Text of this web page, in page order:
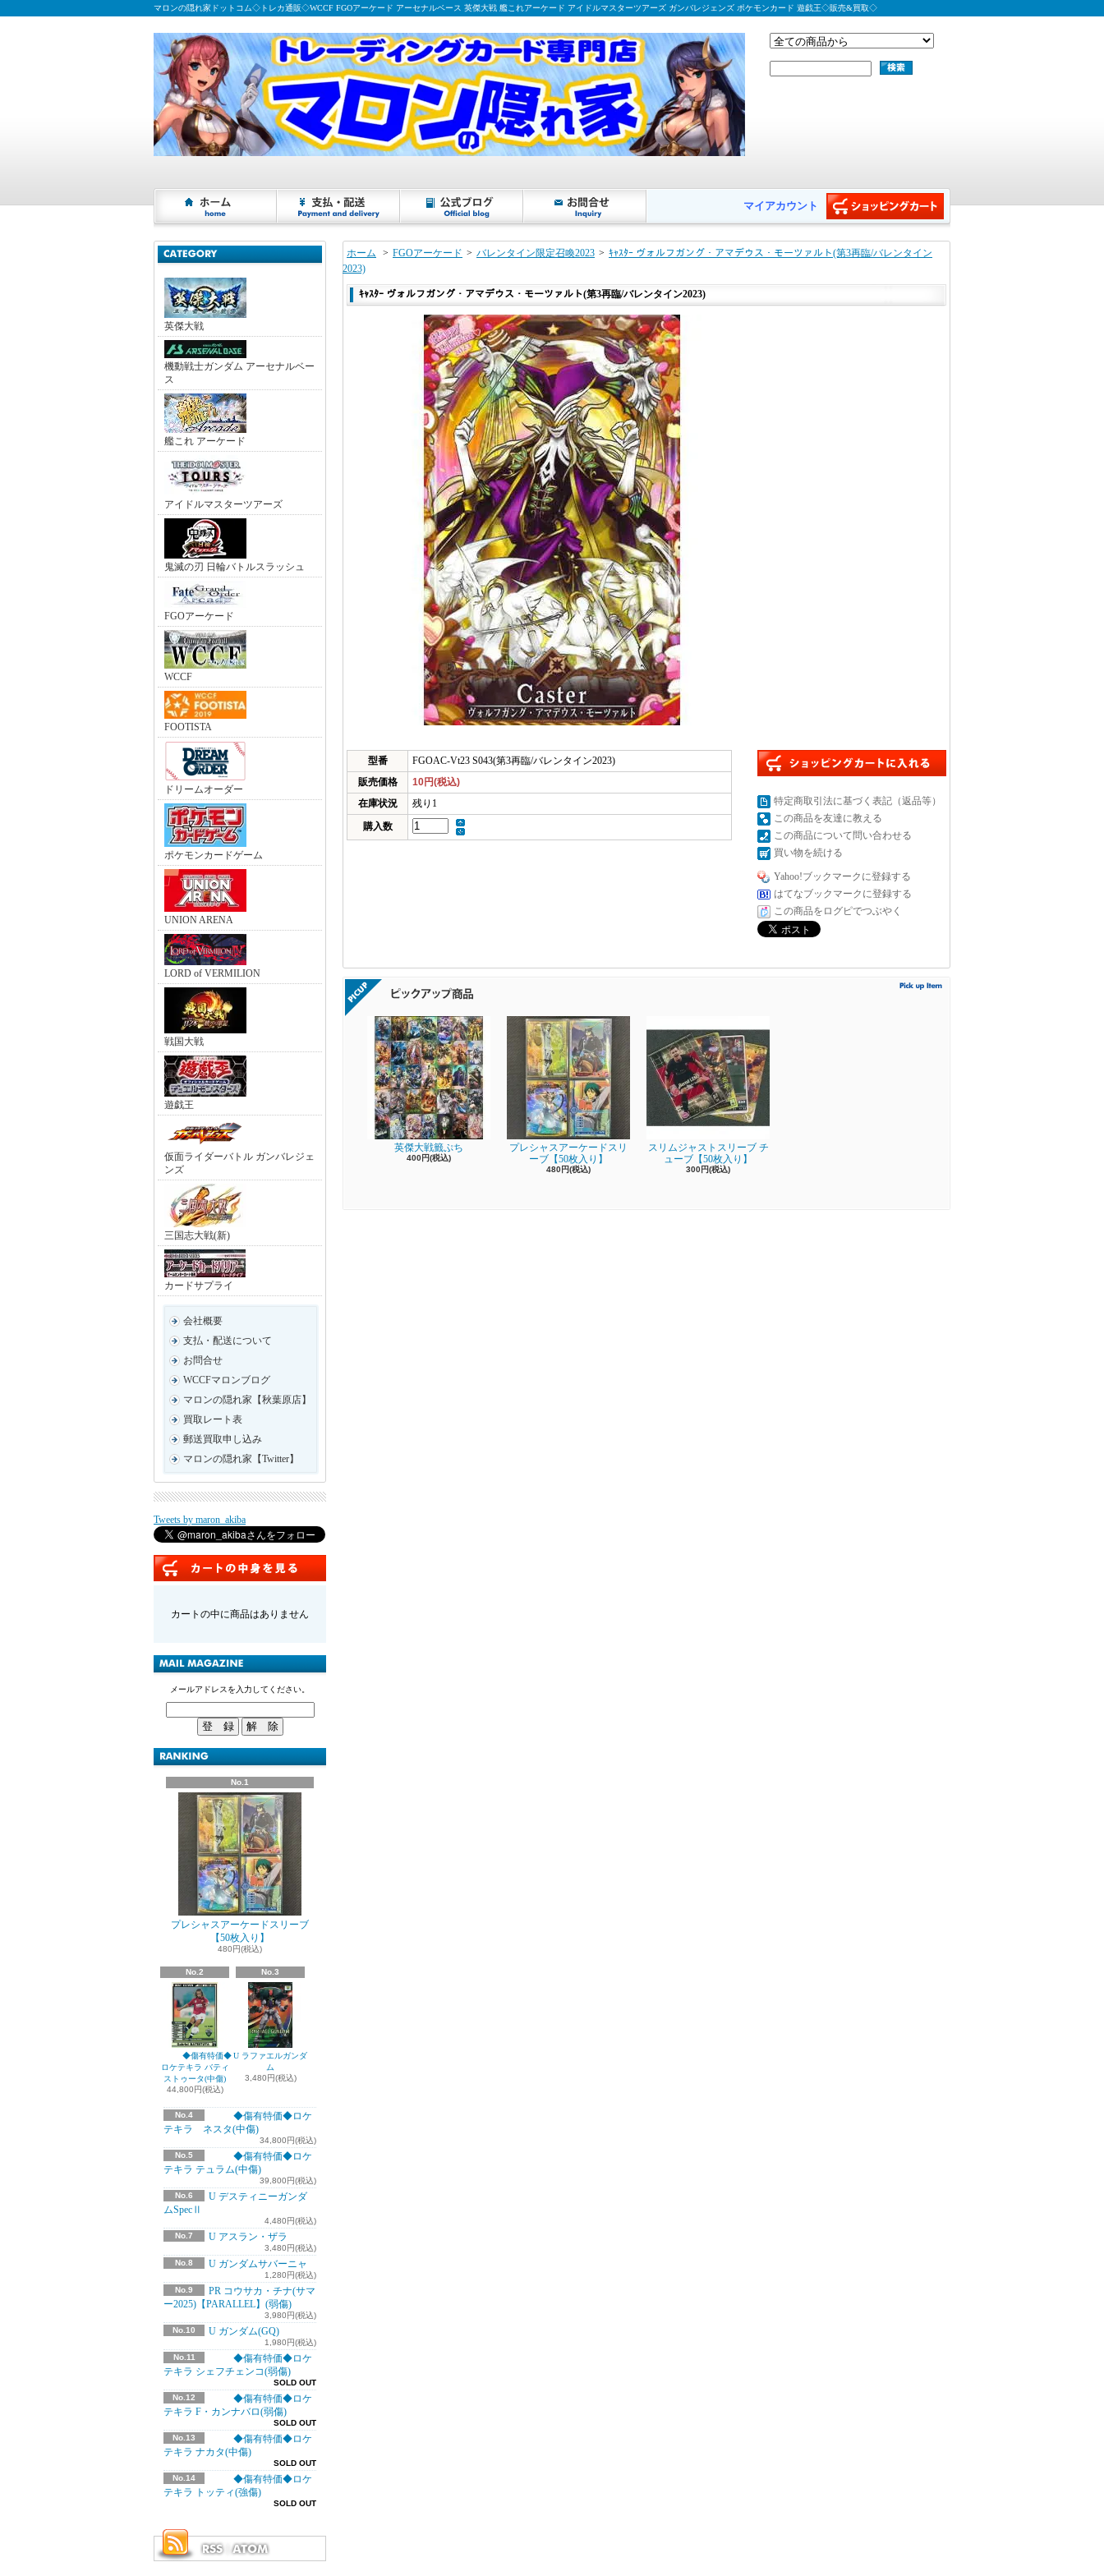
マロンの隠れ家ドットコム◇トレカ通販◇WCCF FGOアーケード アーセナルベース 英傑大戦 艦これアーケード アイドルマスターツアーズ ガンバレジェンズ ポケモンカード 遊戯王◇販売&買取◇
マイアカウント
英傑大戦
機動戦士ガンダム アーセナルベー
ス
艦これ アーケード
アイドルマスターツアーズ
鬼滅の刃 日輪バトルスラッシュ
FGOアーケード
WCCF
FOOTISTA
ドリームオーダー
ポケモンカードゲーム
UNION ARENA
LORD of VERMILION
戦国大戦
遊戯王
仮面ライダーバトル ガンバレジェ
ンズ
三国志大戦(新)
カードサプライ
会社概要
支払・配送について
お問合せ
WCCFマロンブログ
マロンの隠れ家【秋葉原店】
買取レート表
郵送買取申し込み
マロンの隠れ家【Twitter】
Tweets by maron_akiba
カートの中に商品はありません
メールアドレスを入力してください。
No.1
プレシャスアーケードスリーブ
【50枚入り】
480円(税込)
No.2
◆傷有特価◆
ロケテキラ バティ
ストゥータ(中傷)
44,800円(税込)
No.3
U ラファエルガンダ
ム
3,480円(税込)
No.4
◆傷有特価◆ロケ
テキラ ネスタ(中傷)
34,800円(税込)
No.5
◆傷有特価◆ロケ
テキラ テュラム(中傷)
39,800円(税込)
No.6
U デスティニーガンダ
ムSpecⅡ
4,480円(税込)
No.7
U アスラン・ザラ
3,480円(税込)
No.8
U ガンダムサバーニャ
1,280円(税込)
No.9
PR コウサカ・チナ(サマ
ー2025)【PARALLEL】(弱傷)
3,980円(税込)
No.10
U ガンダム(GQ)
1,980円(税込)
No.11
◆傷有特価◆ロケ
テキラ シェフチェンコ(弱傷)
SOLD OUT
No.12
◆傷有特価◆ロケ
テキラ F・カンナバロ(弱傷)
SOLD OUT
No.13
◆傷有特価◆ロケ
テキラ ナカタ(中傷)
SOLD OUT
No.14
◆傷有特価◆ロケ
テキラ トッティ(強傷)
SOLD OUT
ホーム > FGOアーケード > バレンタイン限定召喚2023 > ｷｬｽﾀｰ ヴォルフガング・アマデウス・モーツァルト(第3再臨/バレンタイン
2023)
ｷｬｽﾀｰ ヴォルフガング・アマデウス・モーツァルト(第3再臨/バレンタイン2023)
型番
FGOAC-Vt23 S043(第3再臨/バレンタイン2023)
販売価格
10円(税込)
在庫状況
残り1
購入数
特定商取引法に基づく表記（返品等）
この商品を友達に教える
この商品について問い合わせる
買い物を続ける
Yahoo!ブックマークに登録する
はてなブックマークに登録する
この商品をログピでつぶやく
英傑大戦籤ぷち
400円(税込)
プレシャスアーケードスリ
ーブ【50枚入り】
480円(税込)
スリムジャストスリーブ チ
ューブ【50枚入り】
300円(税込)